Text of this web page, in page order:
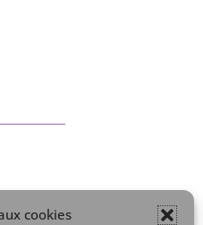
cookies